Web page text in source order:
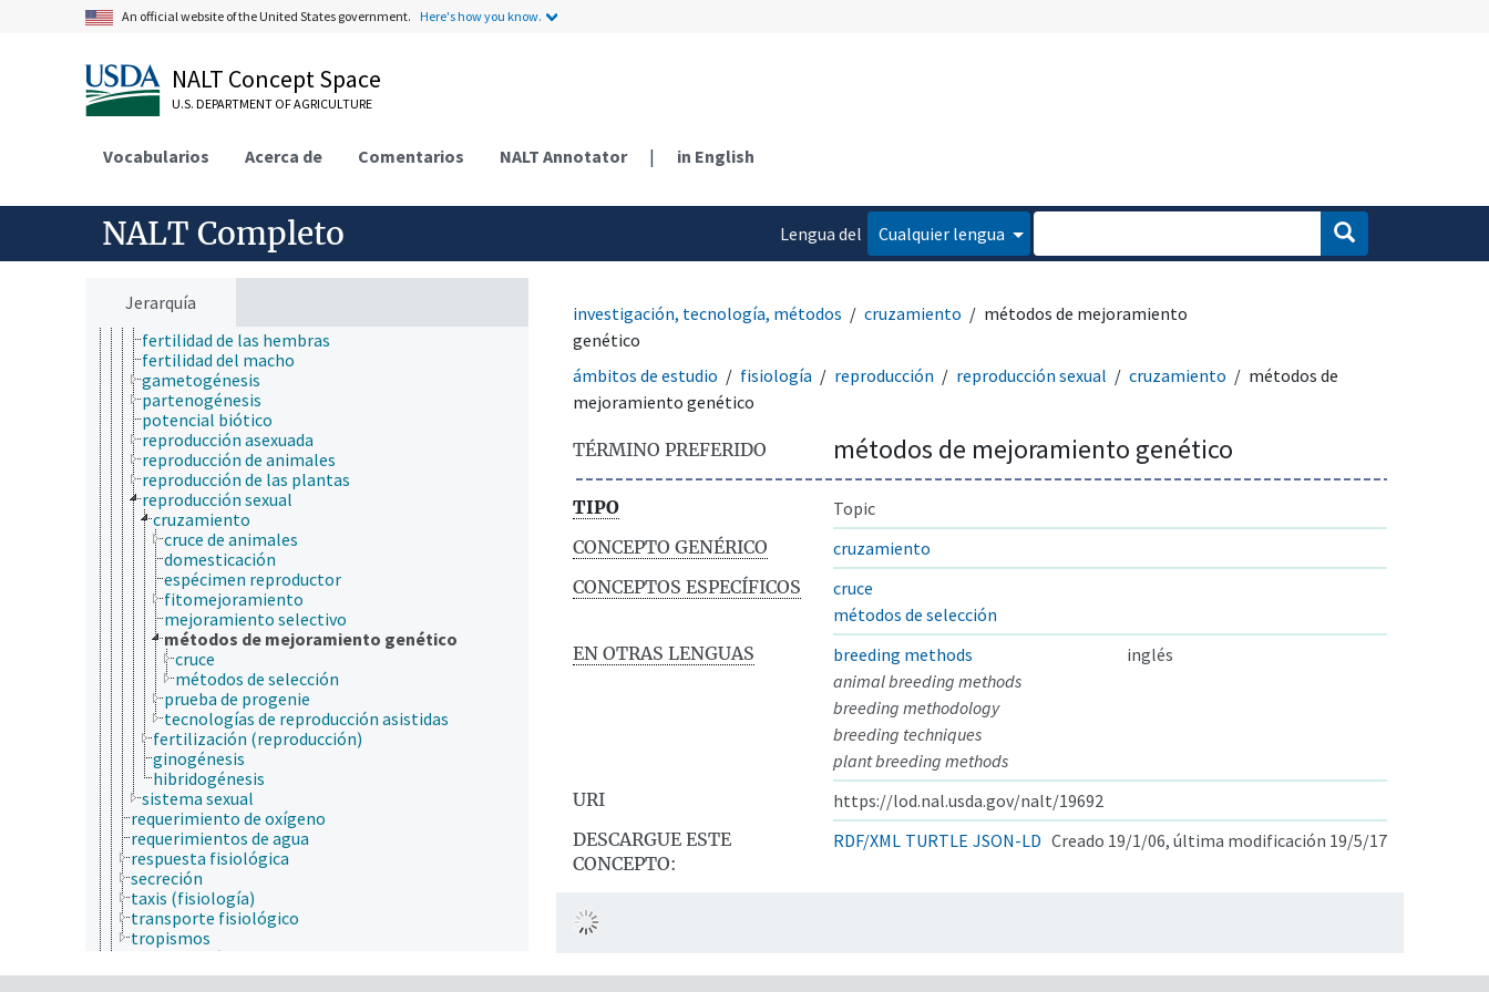
An official website of the United States government. Here's how you know.
NALT Concept Space
U.S. DEPARTMENT OF AGRICULTURE
Vocabularios Acerca de Comentarios NALT Annotator | in English
NALT Completo
Lengua del
Cualquier lengua
Jerarquía
fisiología ocular
incompatibilidad somática
metabolismo
psicofisiología
regulación fifiológica
aptitud reproductiva
desempeño reproductivo
dispersión de frutos y semillas
eficacia reproductora
esporulación
éxito reproductivo
fecundidad
fertilidad de las hembras
fertilidad del macho
gametogénesis
partenogénesis
potencial biótico
reproducción asexuada
reproducción de animales
reproducción de las plantas
reproducción sexual
cruzamiento
cruce de animales
domesticación
espécimen reproductor
fitomejoramiento
mejoramiento selectivo
métodos de mejoramiento genético
cruce
métodos de selección
prueba de progenie
tecnologías de reproducción asistidas
fertilización (reproducción)
ginogénesis
hibridogénesis
sistema sexual
requerimiento de oxígeno
requerimientos de agua
respuesta fisiológica
secreción
taxis (fisiología)
transporte fisiológico
tropismos
fisiopatología
fotobiología
investigación, tecnología, métodos cruzamiento
métodos de mejoramiento
genético
ámbitos de estudio
fisiología reproducción reproducción sexual cruzamiento
métodos de
mejoramiento genético
TÉRMINO PREFERIDO métodos de mejoramiento genético
TIPO
Topic
CONCEPTO GENÉRICO
cruzamiento
CONCEPTOS ESPECÍFICOS
cruce
métodos de selección
EN OTRAS LENGUAS
breeding methods
inglés
animal breeding methods
breeding methodology
breeding techniques
plant breeding methods
URI
https://lod.nal.usda.gov/nalt/19692
DESCARGUE ESTE
CONCEPTO:
RDF/XML TURTLE JSON-LD Creado 19/1/06, última modificación 19/5/17